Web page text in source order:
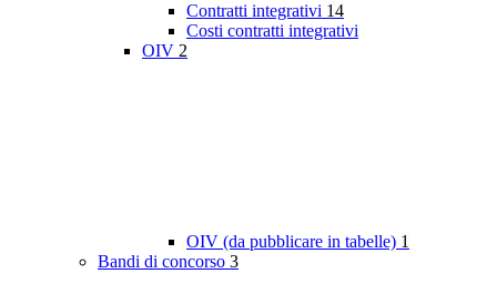
Contratti integrativi 14
Costi contratti integrativi
OIV 2
OIV (da pubblicare in tabelle) 1
Bandi di concorso 3